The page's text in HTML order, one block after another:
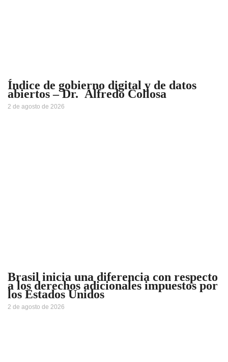
Índice de gobierno digital y de datos
abiertos – Dr. Alfredo Collosa
2 de agosto de 2026
Brasil inicia una diferencia con respecto
a los derechos adicionales impuestos por
los Estados Unidos
2 de agosto de 2026